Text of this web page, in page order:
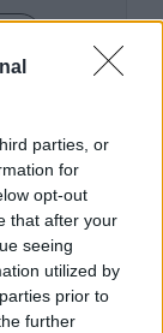
parties, or
for
opt-out
that after your
seeing
utilized by
prior to
further